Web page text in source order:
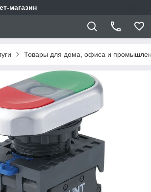
магазин
Товары для дома, офиса и